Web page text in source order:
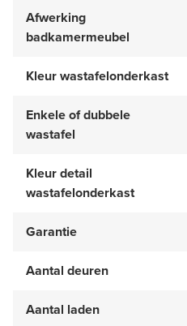
Afwerking
badkamermeubel
Kleur wastafelonderkast
Enkele of dubbele
wastafel
Kleur detail
wastafelonderkast
Garantie
Aantal deuren
Aantal laden